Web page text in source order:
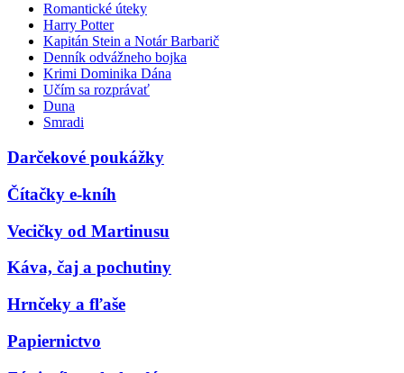
Romantické úteky
Harry Potter
Kapitán Stein a Notár Barbarič
Denník odvážneho bojka
Krimi Dominika Dána
Učím sa rozprávať
Duna
Smradi
Darčekové poukážky
Čítačky e-kníh
Vecičky od Martinusu
Káva, čaj a pochutiny
Hrnčeky a fľaše
Papiernictvo